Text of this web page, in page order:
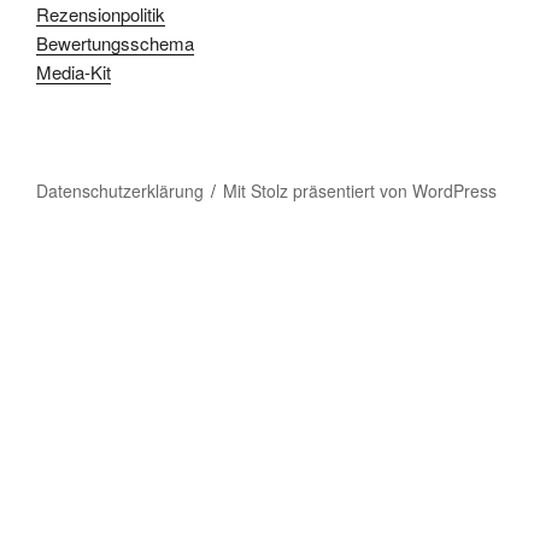
Rezensionpolitik
Bewertungsschema
Media-Kit
Datenschutzerklärung Mit Stolz präsentiert von WordPress